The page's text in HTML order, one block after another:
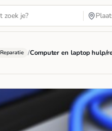
Reparatie /Computer en laptop hulp/